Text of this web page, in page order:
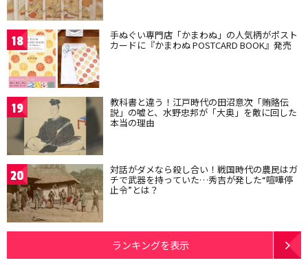
18 手ぬぐい専門店「かまわぬ」の人気柄がポスト
カードに『かまわぬ POSTCARD BOOK』発売
19 教科書と違う！江戸時代の田沼意次「賄賂伝
説」の嘘と、水野忠邦が「大奥」を敵に回した
本当の理由
20 対話がダメなら殺し合い！戦国時代の農民はガ
チで武器を持っていた…秀吉が発した“喧嘩停
止令”とは？
ランキングを表示